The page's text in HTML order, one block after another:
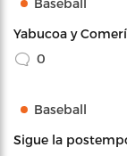
Baseball
Yabucoa y
0
Baseball
Sigue la